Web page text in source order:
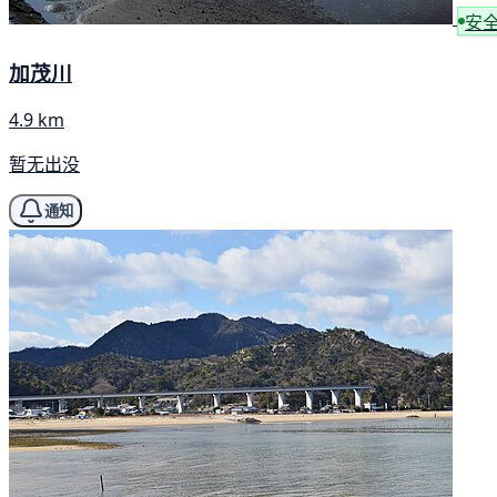
安
加茂川
4.9 km
暂无出没
通知